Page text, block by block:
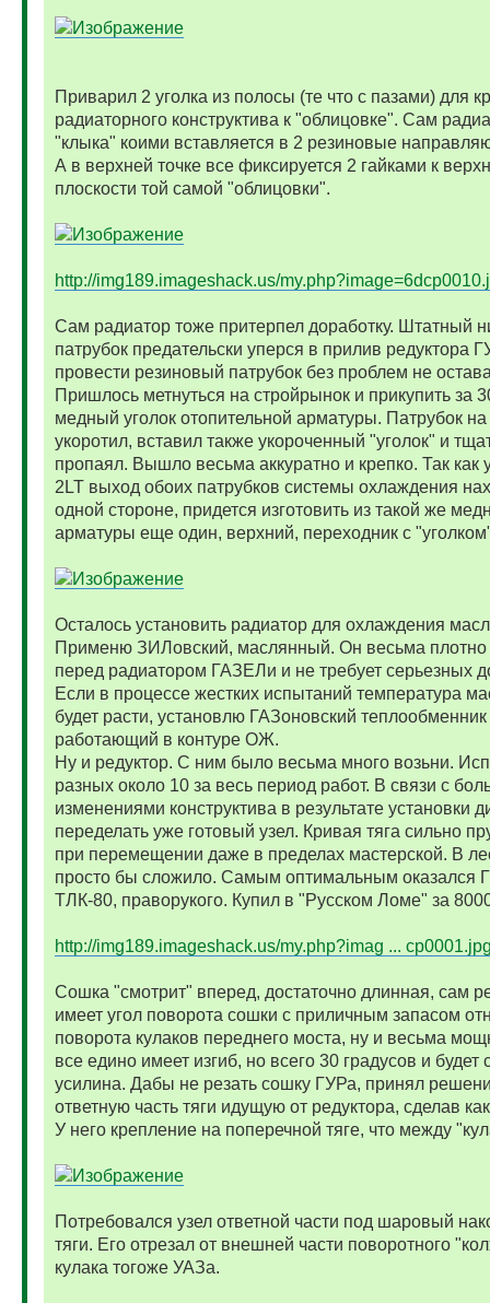
Приварил 2 уголка из полосы (те что с пазами) для
радиаторного конструктива к "облицовке". Сам
"клыка" коими вставляется в 2 резиновые
А в верхней точке все фиксируется 2 гайками к
плоскости той самой "облицовки".
http://img189.imageshack.us/
Сам радиатор тоже притерпел доработку. Штатный
патрубок предательски уперся в прилив редуктора
провести резиновый патрубок без проблем не
Пришлось метнуться на стройрынок и прикупить за
медный уголок отопительной арматуры. Патрубок
укоротил, вставил также укороченный "уголок" и
пропаял. Вышло весьма аккуратно и крепко. Так как
2LT выход обоих патрубков системы охлаждения
одной стороне, придется изготовить из такой же
арматуры еще один, верхний, переходник с
Осталось установить радиатор для охлаждения
Применю ЗИЛовский, маслянный. Он весьма плотно
перед радиатором ГАЗЕЛи и не требует серьезных
Если в процессе жестких испытаний температура
будет расти, установлю ГАЗоновский теплообменник
работающий в контуре ОЖ.
Ну и редуктор. С ним было весьма много возьни.
разных около 10 за весь период работ. В связи с
изменениями конструктива в результате установки
переделать уже готовый узел. Кривая тяга сильно
при перемещении даже в пределах мастерской. В
просто бы сложило. Самым оптимальным оказался
ТЛК-80, праворукого. Купил в "Русском Ломе" за
http://img189.imageshack.us/my.php?imag ...
Сошка "смотрит" вперед, достаточно длинная, сам
имеет угол поворота сошки с приличным запасом
поворота кулаков переднего моста, ну и весьма
все едино имеет изгиб, но всего 30 градусов и будет
усилина. Дабы не резать сошку ГУРа, принял
ответную часть тяги идущую от редуктора, сделав
У него крепление на поперечной тяге, что между
Потребовался узел ответной части под шаровый
тяги. Его отрезал от внешней части поворотного
кулака тогоже УАЗа.